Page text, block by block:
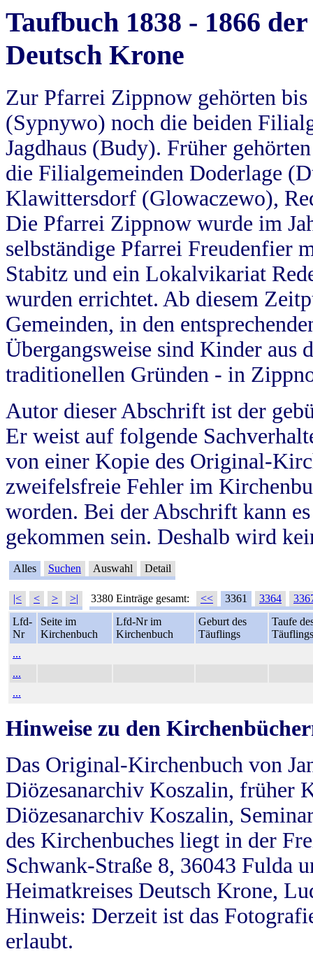
Taufbuch 1838 - 1866
Deutsch Krone
Zur Pfarrei Zippnow gehörten
(Sypnywo) noch die beiden
Jagdhaus (Budy). Früher
die Filialgemeinden Doderlage
Klawittersdorf (Glowaczewo),
Die Pfarrei Zippnow wurde im
selbständige Pfarrei Freudenfier
Stabitz und ein Lokalvikariat
wurden errichtet. Ab diesem
Gemeinden, in den
Übergangsweise sind Kinder aus
traditionellen Gründen - in
Autor dieser Abschrift ist der
Er weist auf folgende
von einer Kopie des Original-
zweifelsfreie Fehler im
worden. Bei der Abschrift kann
gekommen sein. Deshalb wird
Alles Suchen Auswahl Detail
|< < > >| 3380 Einträge gesamt: << 3361 3364
Lfd-
Nr
Seite im
Kirchenbuch
Lfd-Nr im
Kirchenbuch
Geburt des
Täuflings
Taufe
Täuflings
...
...
...
Hinweise zu den
Das Original-Kirchenbuch von
Diözesanarchiv Koszalin, früher
Diözesanarchiv Koszalin,
des Kirchenbuches liegt in der
Schwank-Straße 8, 36043 Fulda
Heimatkreises Deutsch Krone,
Hinweis: Derzeit ist das
erlaubt.